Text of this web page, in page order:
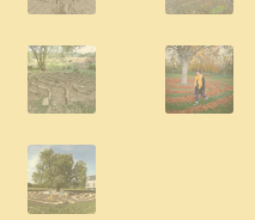
page test diaporama
Panier
Témoignages